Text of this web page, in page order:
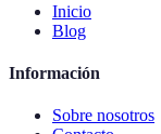
Inicio
Blog
Información
Sobre nosotros